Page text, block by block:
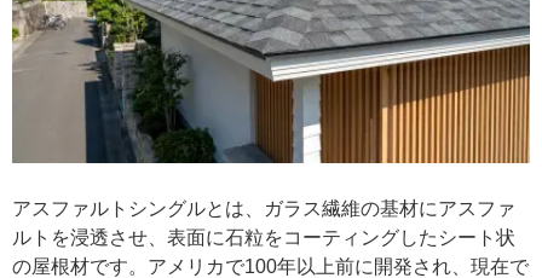
アスファルトシングルとは、ガラス繊維の基材にアスファ
ルトを浸透させ、表面に石粒をコーティングしたシート状
の屋根材です。アメリカで100年以上前に開発され、現在で